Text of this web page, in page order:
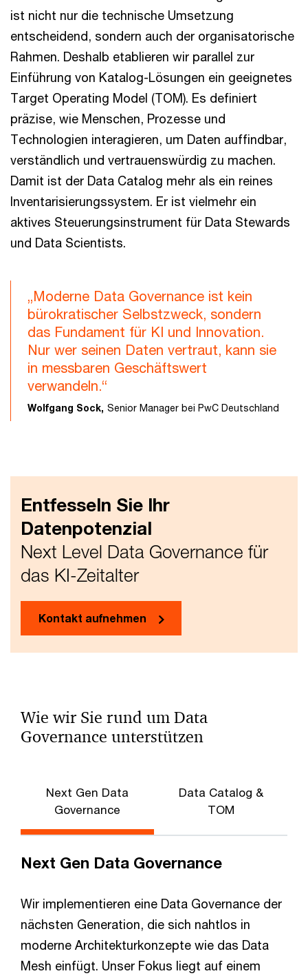
ist nicht nur die technische Umsetzung
entscheidend, sondern auch der organisatorische
Rahmen. Deshalb etablieren wir parallel zur
Einführung von Katalog-Lösungen ein geeignetes
Target Operating Model (TOM). Es definiert
präzise, wie Menschen, Prozesse und
Technologien interagieren, um Daten auffindbar,
verständlich und vertrauenswürdig zu machen.
Damit ist der Data Catalog mehr als ein reines
Inventarisierungssystem. Er ist vielmehr ein
aktives Steuerungsinstrument für Data Stewards
und Data Scientists.
„Moderne Data Governance ist kein
bürokratischer Selbstzweck, sondern
das Fundament für KI und Innovation.
Nur wer seinen Daten vertraut, kann sie
in messbaren Geschäftswert
verwandeln.“
Wolfgang Sock, Senior Manager bei PwC Deutschland
Entfesseln Sie Ihr
Datenpotenzial
Next Level Data Governance für
das KI-Zeitalter
Kontakt aufnehmen
Wie wir Sie rund um Data
Governance unterstützen
Next Gen Data
Governance
Data Catalog &
TOM
Next Gen Data Governance
Wir implementieren eine Data Governance der
nächsten Generation, die sich nahtlos in
moderne Architekturkonzepte wie das Data
Mesh einfügt. Unser Fokus liegt auf einem